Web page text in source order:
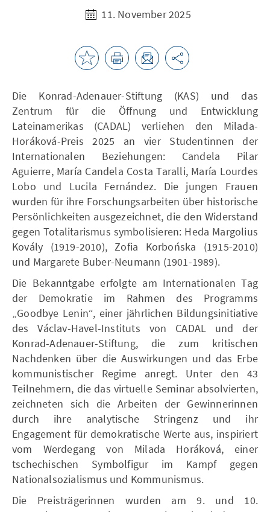
11. November 2025
Die Konrad-Adenauer-Stiftung (KAS) und das
Zentrum für die Öffnung und Entwicklung
Lateinamerikas (CADAL) verliehen den Milada-
Horáková-Preis 2025 an vier Studentinnen der
Internationalen Beziehungen: Candela Pilar
Aguierre, María Candela Costa Taralli, María Lourdes
Lobo und Lucila Fernández. Die jungen Frauen
wurden für ihre Forschungsarbeiten über historische
Persönlichkeiten ausgezeichnet, die den Widerstand
gegen Totalitarismus symbolisieren: Heda Margolius
Kovály (1919-2010), Zofia Korbońska (1915-2010)
und Margarete Buber-Neumann (1901-1989).
Die Bekanntgabe erfolgte am Internationalen Tag
der Demokratie im Rahmen des Programms
„Goodbye Lenin“, einer jährlichen Bildungsinitiative
des Václav-Havel-Instituts von CADAL und der
Konrad-Adenauer-Stiftung, die zum kritischen
Nachdenken über die Auswirkungen und das Erbe
kommunistischer Regime anregt. Unter den 43
Teilnehmern, die das virtuelle Seminar absolvierten,
zeichneten sich die Arbeiten der Gewinnerinnen
durch ihre analytische Stringenz und ihr
Engagement für demokratische Werte aus, inspiriert
vom Werdegang von Milada Horáková, einer
tschechischen Symbolfigur im Kampf gegen
Nationalsozialismus und Kommunismus.
Die Preisträgerinnen wurden am 9. und 10.